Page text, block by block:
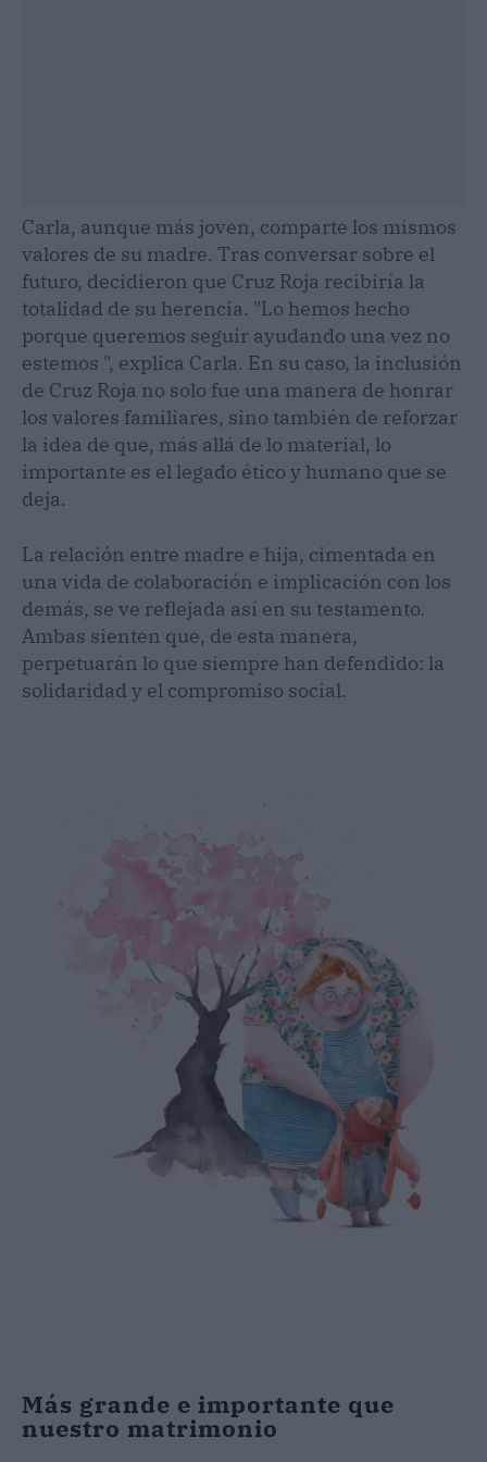
Carla, aunque más joven, comparte los mismos
valores de su madre. Tras conversar sobre el
futuro, decidieron que Cruz Roja recibiría la
totalidad de su herencia. "Lo hemos hecho
porque queremos seguir ayudando una vez no
estemos ", explica Carla. En su caso, la inclusión
de Cruz Roja no solo fue una manera de honrar
los valores familiares, sino también de reforzar
la idea de que, más allá de lo material, lo
importante es el legado ético y humano que se
deja.
La relación entre madre e hija, cimentada en
una vida de colaboración e implicación con los
demás, se ve reflejada así en su testamento.
Ambas sienten que, de esta manera,
perpetuarán lo que siempre han defendido: la
solidaridad y el compromiso social.
Más grande e importante que
nuestro matrimonio